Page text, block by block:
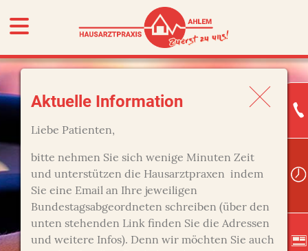
Aktuelle Information
Liebe Patienten,
bitte nehmen Sie sich wenige Minuten Zeit
und unterstützen die Hausarztpraxen indem
Sie eine Email an Ihre jeweiligen
Bundestagsabgeordneten schreiben (über den
unten stehenden Link finden Sie die Adressen
und weitere Infos). Denn wir möchten Sie auch